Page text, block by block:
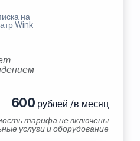
на
Wink
600 рублей /в месяц
тарифа не включены
услуги и оборудование